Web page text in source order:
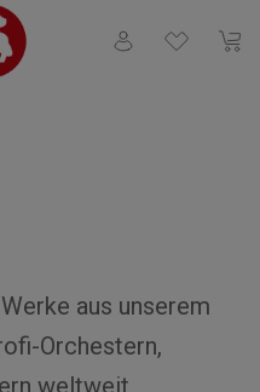
You have 0
aus unserem
Orchestern,
weltweit